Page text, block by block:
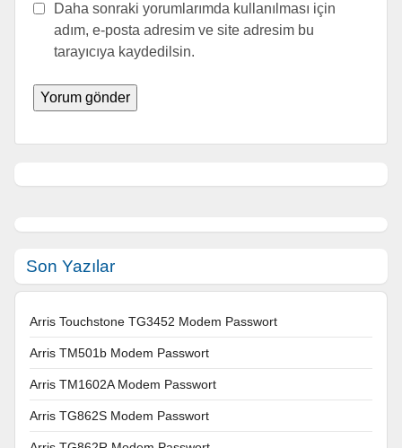
Daha sonraki yorumlarımda kullanılması için
adım, e-posta adresim ve site adresim bu
tarayıcıya kaydedilsin.
Son Yazılar
Arris Touchstone TG3452 Modem Passwort
Arris TM501b Modem Passwort
Arris TM1602A Modem Passwort
Arris TG862S Modem Passwort